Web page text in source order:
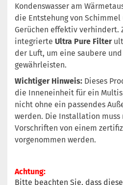
Kondenswasser am
die Entstehung von
Gerüchen effektiv
integrierte Ultra Pure Filter
der Luft, um eine saubere
gewährleisten.
Wichtiger Hinweis: Dieses
die Inneneinheit für ein
nicht ohne ein passendes
werden. Die Installation muss
Vorschriften von einem
vorgenommen werden.
Achtung:
Bitte beachten Sie, dass